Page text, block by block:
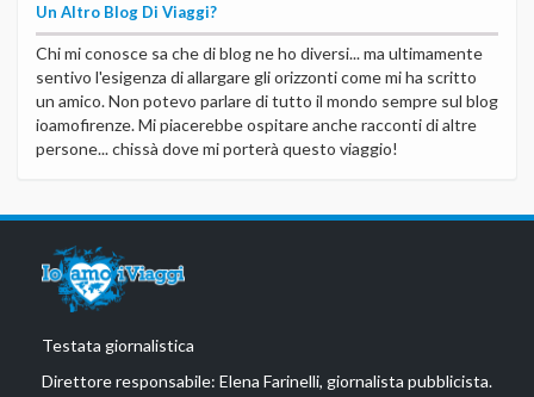
Un Altro Blog Di Viaggi?
Chi mi conosce sa che di blog ne ho diversi... ma ultimamente
sentivo l'esigenza di allargare gli orizzonti come mi ha scritto
un amico. Non potevo parlare di tutto il mondo sempre sul blog
ioamofirenze. Mi piacerebbe ospitare anche racconti di altre
persone... chissà dove mi porterà questo viaggio!
Testata giornalistica
Direttore responsabile: Elena Farinelli, giornalista pubblicista.